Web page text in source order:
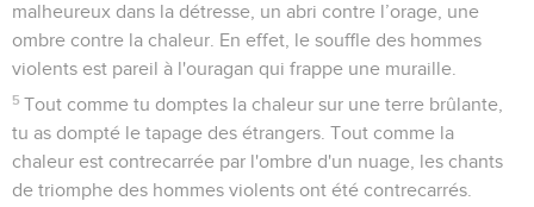
malheureux dans la détresse, un abri contre l’orage, une
ombre contre la chaleur. En effet, le souffle des hommes
violents est pareil à l'ouragan qui frappe une muraille.
5 Tout comme tu domptes la chaleur sur une terre brûlante,
tu as dompté le tapage des étrangers. Tout comme la
chaleur est contrecarrée par l'ombre d'un nuage, les chants
de triomphe des hommes violents ont été contrecarrés.